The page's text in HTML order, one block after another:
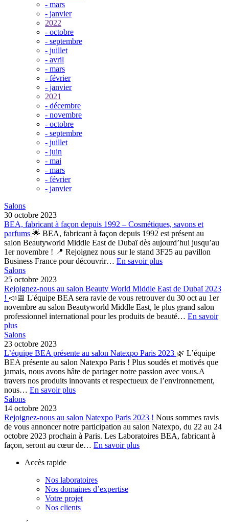
- mars
- janvier
2022
- octobre
- septembre
- juillet
- avril
- mars
- février
- janvier
2021
- décembre
- novembre
- octobre
- septembre
- juillet
- juin
- mai
- mars
- février
- janvier
Salons
30 octobre 2023
BEA, fabricant à façon depuis 1992 – Cosmétiques, savons et
parfums 🌟 BEA, fabricant à façon depuis 1992 est présent au
salon Beautyworld Middle East de Dubaï dès aujourd’hui jusqu’au
1er novembre ! 📍 Rejoignez nous sur le stand 3F25 au pavillon
Business France pour découvrir… En savoir plus
Salons
25 octobre 2023
Rejoignez-nous au salon Beauty World Middle East de Dubaï 2023
! 📣📅 L'équipe BEA sera ravie de vous retrouver du 30 oct au 1er
novembre au salon Beautyworld Middle East, le plus grand salon
professionnel international pour les produits de beauté… En savoir
plus
Salons
23 octobre 2023
L’équipe BEA présente au salon Natexpo Paris 2023 🌿 L’équipe
BEA présente au salon Natexpo Paris ! Plus soudés et motivés que
jamais, nous avons hâte de partager notre passion avec vous.A
travers nos produits innovants et respectueux de l’environnement,
nous… En savoir plus
Salons
14 octobre 2023
Rejoignez-nous au salon Natexpo Paris 2023 ! Nous sommes ravis
de vous annoncer notre participation au salon Natexpo, du 22 au 24
octobre 2023 prochain à Paris. Les Laboratoires BEA, fabricant à
façon, seront au cœur de… En savoir plus
Accès rapide
Nos laboratoires
Nos domaines d’expertise
Votre projet
Nos clients